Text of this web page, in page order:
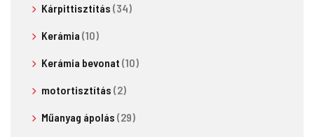
Kárpittisztítás (34)
Kerámia (10)
Kerámia bevonat (10)
motortisztítás (2)
Műanyag ápolás (29)